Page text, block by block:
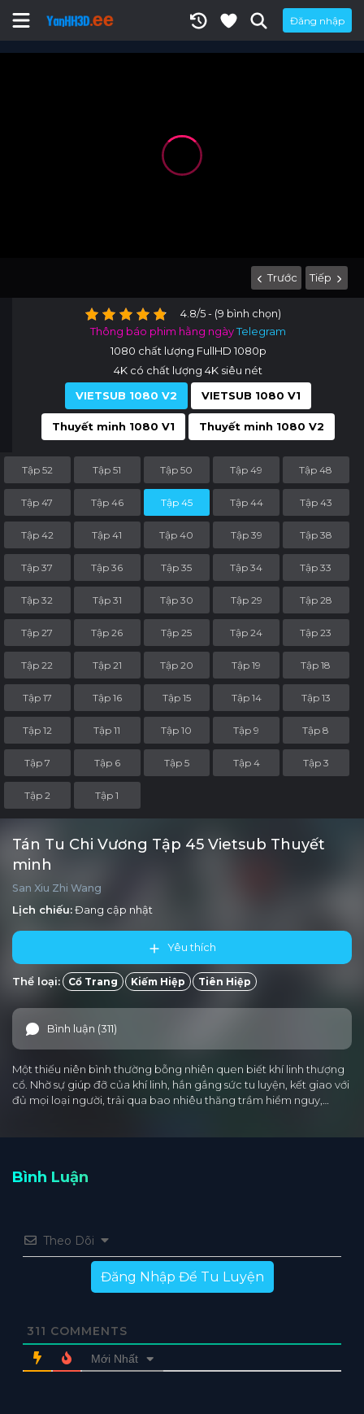
Đăng nhập
Trước Tiếp
4.8/5 - (9 bình chọn)
Thông báo phim hằng ngàyTelegram
1080 chất lượng FullHD 1080p
4K có chất lượng 4K siêu nét
VIETSUB 1080 V2
VIETSUB 1080 V1
Thuyết minh 1080 V1 Thuyết minh 1080 V2
Tập 52 Tập 51 Tập 50 Tập 49 Tập 48
Tập 47 Tập 46 Tập 45 Tập 44 Tập 43
Tập 42 Tập 41 Tập 40 Tập 39 Tập 38
Tập 37 Tập 36 Tập 35 Tập 34 Tập 33
Tập 32 Tập 31 Tập 30 Tập 29 Tập 28
Tập 27 Tập 26 Tập 25 Tập 24 Tập 23
Tập 22 Tập 21 Tập 20 Tập 19 Tập 18
Tập 17 Tập 16 Tập 15 Tập 14 Tập 13
Tập 12 Tập 11 Tập 10 Tập 9 Tập 8
Tập 7 Tập 6 Tập 5 Tập 4 Tập 3
Tập 2 Tập 1
Tán Tu Chi Vương Tập 45 Vietsub Thuyết
minh
San Xiu Zhi Wang
Lịch chiếu:Đang cập nhật
Yêu thích
Thể loại: Cổ Trang Kiếm Hiệp Tiên Hiệp
Bình luận (311)
Một thiếu niên bình thường bỗng nhiên quen biết khí linh thượng
cổ. Nhờ sự giúp đỡ của khí linh, hắn gắng sức tu luyện, kết giao với
đủ mọi loại người, trải qua bao nhiêu thăng trầm hiểm nguy,…
Bình Luận
Theo Dõi
Đăng Nhập Để Tu Luyện
311 COMMENTS
Mới Nhất